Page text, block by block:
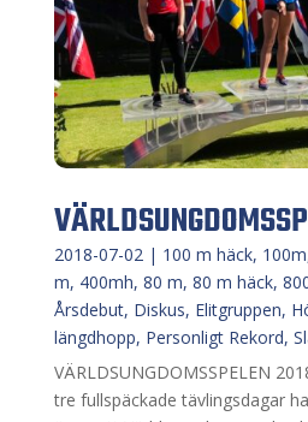
2018-07-02 | 100 m häck, 100m
m, 400mh, 80 m, 80 m häck,
Årsdebut, Diskus, Elitgruppen,
längdhopp, Personligt Rekord,
VÄRLDSUNGDOMSSPELEN
tre fullspäckade tävlingsdagar